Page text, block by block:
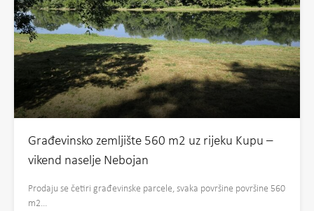
Građevinsko zemljište 560 m2 uz rijeku Kupu –
vikend naselje Nebojan
Prodaju se četiri građevinske parcele, svaka površine površine 560
m2…